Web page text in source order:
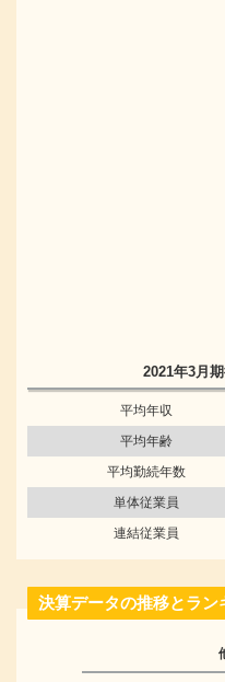
2021年3月期
平均年収
平均年齢
平均勤続年数
単体従業員
連結従業員
決算データの推移とラン